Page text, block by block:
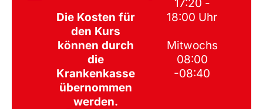
Die Kosten für
den Kurs
können durch
die
Krankenkasse
übernommen
werden.
17:20 -
18:00 Uhr
Mitwochs
08:00
-08:40